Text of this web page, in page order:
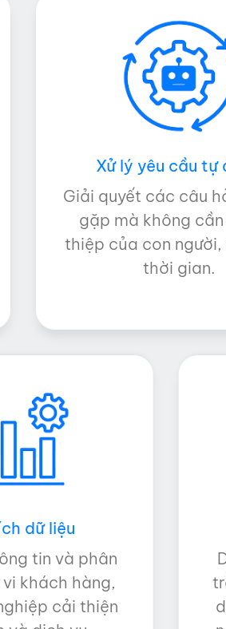
Xử lý yêu cầu tự
Giải quyết các câu
gặp mà không
thiệp của con
thời gian.
dữ liệu
tin và phân
khách hàng,
cải thiện